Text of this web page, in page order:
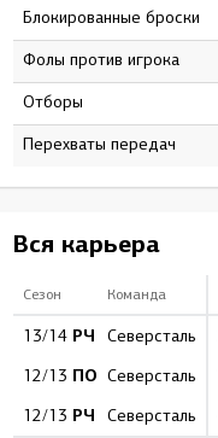
Блокированные броски
Фолы против игрока
Отборы
Перехваты передач
Вся карьера
Сезон Команда
13/14 РЧ Северсталь
12/13 ПО Северсталь
12/13 РЧ Северсталь